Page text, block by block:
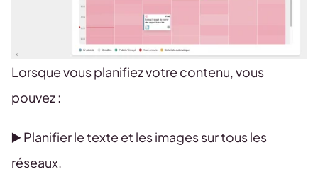
Lorsque vous planifiez votre contenu, vous
pouvez :
▶️ Planifier le texte et les images sur tous les
réseaux.